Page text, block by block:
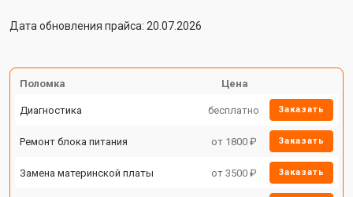
Дата обновления прайса: 20.07.2026
Поломка Цена
Диагностика бесплатно Заказать
Ремонт блока питания от 1800 ₽ Заказать
Замена материнской платы от 3500 ₽ Заказать